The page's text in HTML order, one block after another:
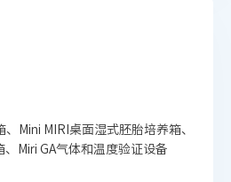
Mini MIRI桌面湿式胚胎培养箱、
Miri GA气体和温度验证设备